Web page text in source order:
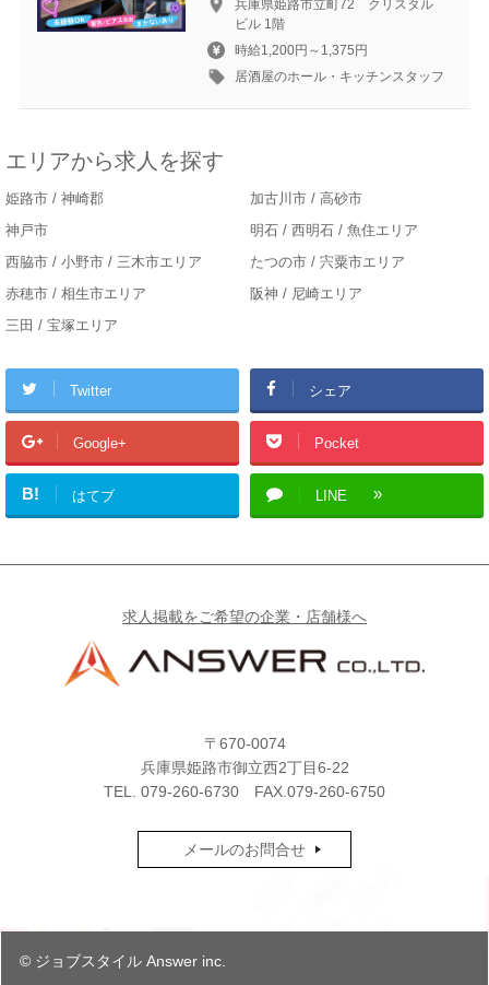
兵庫県姫路市立町72 クリスタル
ビル 1階
時給1,200円～1,375円
居酒屋のホール・キッチンスタッフ
エリアから求人を探す
姫路市 / 神崎郡
加古川市 / 高砂市
神戸市
明石 / 西明石 / 魚住エリア
西脇市 / 小野市 / 三木市エリア
たつの市 / 宍粟市エリア
赤穂市 / 相生市エリア
阪神 / 尼崎エリア
三田 / 宝塚エリア
Twitter シェア
Google+ Pocket
B! はてブ LINE
求人掲載をご希望の企業・店舗様へ
〒670-0074
兵庫県姫路市御立西2丁目6-22
TEL. 079-260-6730 FAX.079-260-6750
メールのお問合せ
© ジョブスタイル Answer inc.